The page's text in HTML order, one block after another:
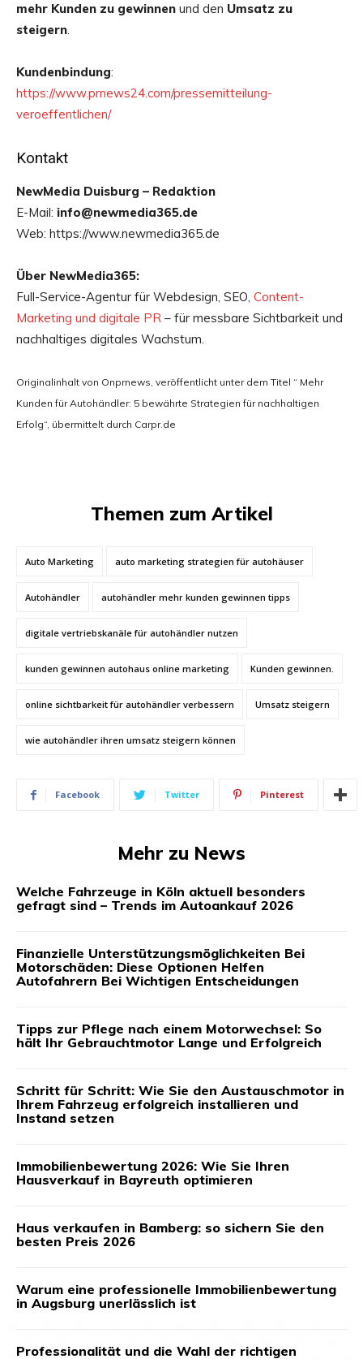
mehr Kunden zu gewinnen und den Umsatz zu
steigern.
Kundenbindung:
https://www.prnews24.com/pressemitteilung-
veroeffentlichen/
Kontakt
NewMedia Duisburg – Redaktion
E-Mail: info@newmedia365.de
Web: https://www.newmedia365.de
Über NewMedia365:
Full-Service-Agentur für Webdesign, SEO, Content-
Marketing und digitale PR – für messbare Sichtbarkeit und
nachhaltiges digitales Wachstum.
Originalinhalt von Onprnews, veröffentlicht unter dem Titel “ Mehr
Kunden für Autohändler: 5 bewährte Strategien für nachhaltigen
Erfolg“, übermittelt durch Carpr.de
Themen zum Artikel
Auto Marketing auto marketing strategien für autohäuser
Autohändler autohändler mehr kunden gewinnen tipps
digitale vertriebskanäle für autohändler nutzen
kunden gewinnen autohaus online marketing Kunden gewinnen.
online sichtbarkeit für autohändler verbessern Umsatz steigern
wie autohändler ihren umsatz steigern können
Facebook Twitter Pinterest
Mehr zu News
Welche Fahrzeuge in Köln aktuell besonders
gefragt sind – Trends im Autoankauf 2026
Finanzielle Unterstützungsmöglichkeiten Bei
Motorschäden: Diese Optionen Helfen
Autofahrern Bei Wichtigen Entscheidungen
Tipps zur Pflege nach einem Motorwechsel: So
hält Ihr Gebrauchtmotor Lange und Erfolgreich
Schritt für Schritt: Wie Sie den Austauschmotor in
Ihrem Fahrzeug erfolgreich installieren und
Instand setzen
Immobilienbewertung 2026: Wie Sie Ihren
Hausverkauf in Bayreuth optimieren
Haus verkaufen in Bamberg: so sichern Sie den
besten Preis 2026
Warum eine professionelle Immobilienbewertung
in Augsburg unerlässlich ist
Professionalität und die Wahl der richtigen